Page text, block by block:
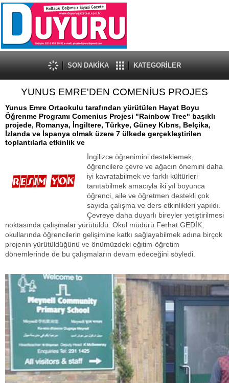
SON DAKİKA KATEGORİLER
YUNUS EMRE'DEN COMENİUS PROJES
Yunus Emre Ortaokulu tarafından yürütülen Hayat Boyu
Öğrenme Programı Comenius Projesi "Rainbow Tree" başıklı
projede, Romanya, İngiltere, Türkye, Güney Kıbrıs, Belçika,
İzlanda ve İspanya olmak üzere 7 ülkede gerçekleştirilen
toplantılarla etkinlik ve
İngilizce öğrenimini desteklemek,
öğrencilere çevre ve ağacın önemini daha
iyi kavratabilmek ve farklı kültürleri
tanıtabilmek amacıyla iki yıl boyunca
öğrenci, aile ve öğretmen destekli çok
sayıda çalışma ve ders etkinlikleri yapıldı.
Çevreye daha duyarlı bireyler yetiştirilmesi
noktasında çalışmalar yürütüldü. Okul müdürü Ferhat GEDİK,
okullarında öğrencilerin gelişimine katkı sağlayabilmek adına birçok
projenin yürütüldüğünü ve önümüzdeki eğitim-öğretim
dönemlerinde de bu çalışmaların devam edeceğini söyledi.